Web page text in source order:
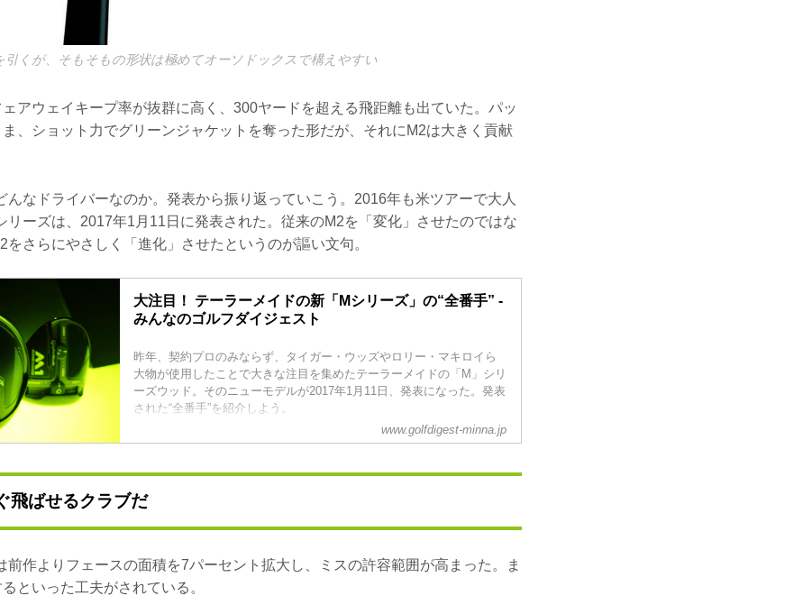
引くが、そもそもの形状は極めてオーソドックスで構えやすい
アウェイキープ率が抜群に高く、300ヤードを超える飛距離も出ていた。パッ
ま、ショット力でグリーンジャケットを奪った形だが、それにM2は大きく貢献
んなドライバーなのか。発表から振り返っていこう。2016年も米ツアーで大人
リーズは、2017年1月11日に発表された。従来のM2を「変化」させたのではな
をさらにやさしく「進化」させたというのが謳い文句。
大注目！ テーラーメイドの新「Mシリーズ」の“全番手” -
みんなのゴルフダイジェスト
昨年、契約プロのみならず、タイガー・ウッズやロリー・マキロイら
大物が使用したことで大きな注目を集めたテーラーメイドの「M」シリ
ーズウッド。そのニューモデルが2017年1月11日、発表になった。発表
された“全番手”を紹介しよう。
さらにカチカチ調整できる幅が広がった「M1」ドライバー
「M1、M2のニューモデル？ ってことは“M3”に“M4”かな？」と思った
ルとまったく同じ名前の「M1」と「M2」という名称でリリースした。
「M1 ...
www.golfdigest-minna.jp
飛ばせるクラブだ
前作よりフェースの面積を7パーセント拡大し、ミスの許容範囲が高まった。ま
といった工夫がされている。